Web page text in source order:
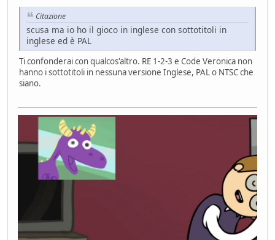
Citazione
scusa ma io ho il gioco in inglese con sottotitoli in
inglese ed è PAL
Ti confonderai con qualcos'altro. RE 1-2-3 e Code Veronica non
hanno i sottotitoli in nessuna versione Inglese, PAL o NTSC che
siano.